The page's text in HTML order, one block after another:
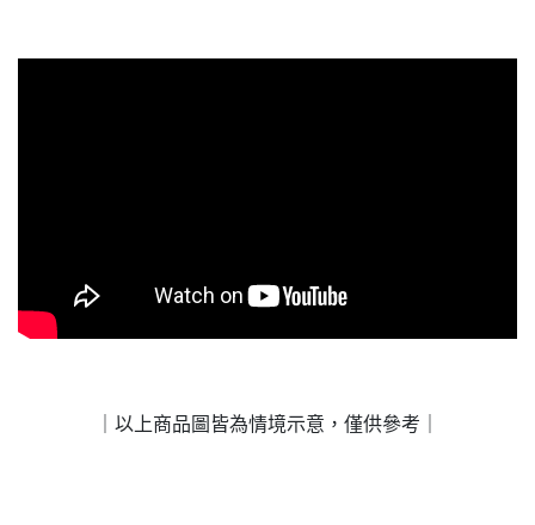
｜以上商品圖皆為情境示意，僅供參考｜